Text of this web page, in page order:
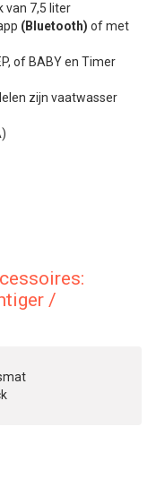
van 7,5 liter
(Bluetooth) of met
of BABY en Timer
zijn vaatwasser
/